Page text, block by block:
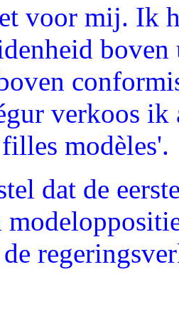
voor mij. Ik
verkoos
modèles'.
dat de
de